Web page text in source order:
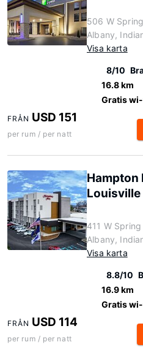
506 W
Albany,
Visa karta
8/10
16.8 km
Gratis
FRÅN USD 151
per rum / per natt
Hampton
Louisville
411 W
Albany,
Visa karta
8.8/10
16.9 km
Gratis
FRÅN USD 114
per rum / per natt